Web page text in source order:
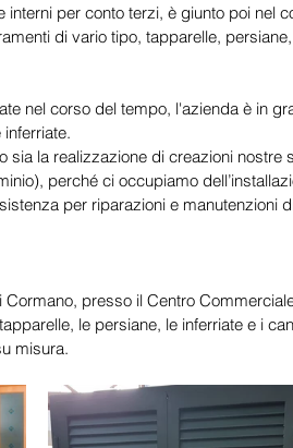
interni per conto terzi, è giunto poi nel
di vario tipo, tapparelle,
nel corso del tempo, l'azienda è in
sia la realizzazione di creazioni nostre
perché ci occupiamo
per riparazioni e manutenzioni
Cormano, presso il Centro
le persiane, le inferriate e i
misura.